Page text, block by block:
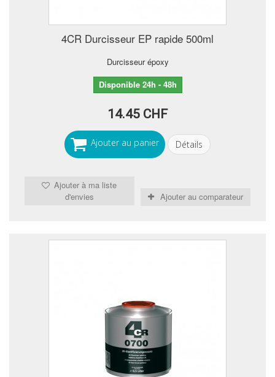
4CR Durcisseur EP rapide 500ml
Durcisseur époxy
Disponible 24h - 48h
14.45 CHF
Ajouter au panier Détails
Ajouter à ma liste
d'envies
Ajouter au comparateur